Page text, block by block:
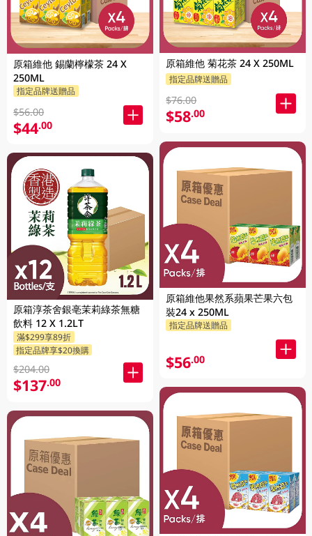
原箱維他 錫蘭檸檬茶 24 X
250ML
指定品牌送贈品
$56.00
$44.00
原箱淳茶舍銀亳茉莉綠茶無糖
飲料 12 X 1.2LT
滿$299享89折
指定品牌享$20換購
$204.00
$137.00
原箱維他 菊花茶 24 X 250ML
指定品牌送贈品
$76.00
$58.00
原箱維他果然系蘋果芒果六包
裝24 x 250ML
指定品牌送贈品
$56.00